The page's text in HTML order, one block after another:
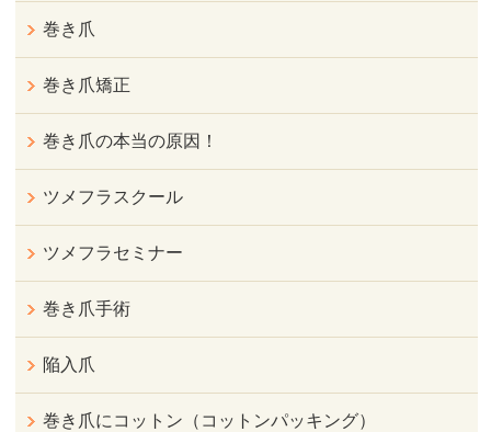
巻き爪
巻き爪矯正
巻き爪の本当の原因！
ツメフラスクール
ツメフラセミナー
巻き爪手術
陥入爪
巻き爪にコットン（コットンパッキング）